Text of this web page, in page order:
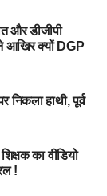
और डीजीपी
आखिर क्यों DGP
निकला हाथी, पूर्व
का वीडियो
!